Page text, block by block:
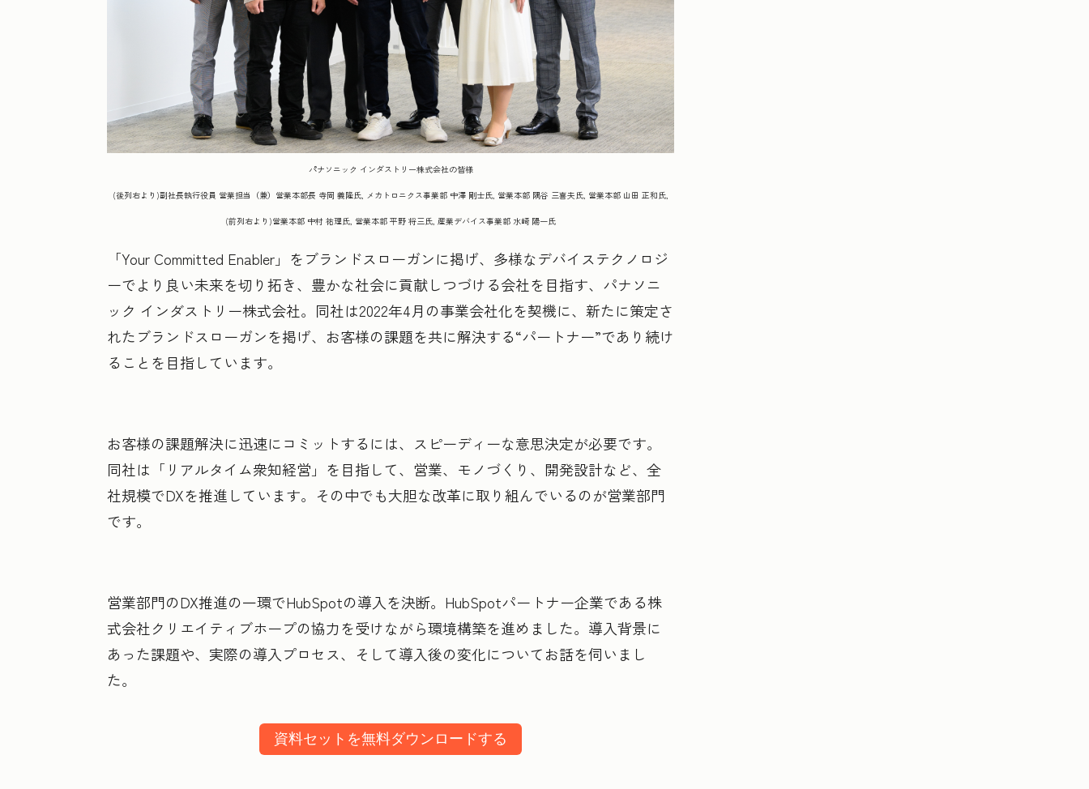
パナソニック インダストリー株式会社の皆様
(後列右より)副社長執行役員 営業担当（兼）営業本部長 寺岡 義隆氏, メカトロニクス事業部 中澤 剛士氏, 営業本部 隅谷 三喜夫氏, 営業本部 山田 正和氏,
(前列右より)営業本部 中村 祐理氏, 営業本部 平野 将三氏, 産業デバイス事業部 水崎 陽一氏
「Your Committed Enabler」をブランドスローガンに掲げ、多様なデバイステクノロジ
ーでより良い未来を切り拓き、豊かな社会に貢献しつづける会社を目指す、パナソニ
ック インダストリー株式会社。同社は2022年4月の事業会社化を契機に、新たに策定さ
れたブランドスローガンを掲げ、お客様の課題を共に解決する“パートナー”であり続け
ることを目指しています。
お客様の課題解決に迅速にコミットするには、スピーディーな意思決定が必要です。
同社は「リアルタイム衆知経営」を目指して、営業、モノづくり、開発設計など、全
社規模でDXを推進しています。その中でも大胆な改革に取り組んでいるのが営業部門
です。
営業部門のDX推進の一環でHubSpotの導入を決断。HubSpotパートナー企業である株
式会社クリエイティブホープの協力を受けながら環境構築を進めました。導入背景に
あった課題や、実際の導入プロセス、そして導入後の変化についてお話を伺いまし
た。
資料セットを無料ダウンロードする